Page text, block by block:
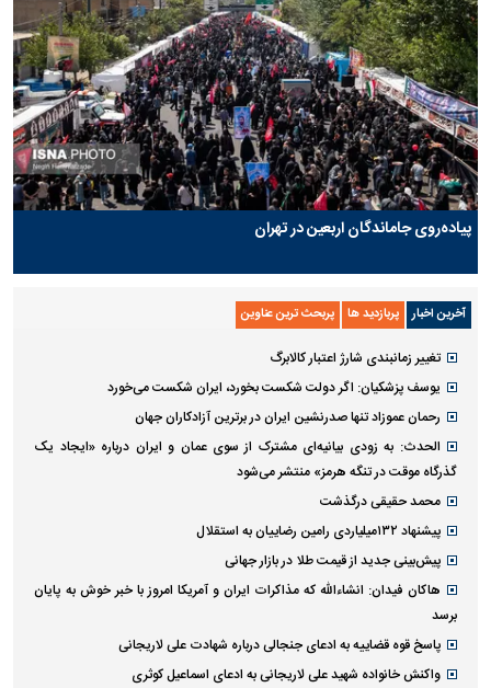
پیاده‌روی جاماندگان اربعین در تهران
آخرین اخبار پربازدید ها پربحث ترین عناوین
تغییر زمانبندی‌ شارژ اعتبار کالابرگ
یوسف پزشکیان: اگر دولت شکست بخورد، ایران شکست می‌خورد
رحمان عموزاد تنها صدرنشین ایران در برترین آزادکاران جهان
الحدث: به زودی بیانیه‌ای مشترک از سوی عمان و ایران درباره «ایجاد یک
گذرگاه موقت در تنگه هرمز» منتشر می‌شود
محمد حقیقی درگذشت
پیشنهاد ۱۳۲میلیاردی رامین رضاییان به استقلال
پیش‌بینی جدید از قیمت طلا در بازار جهانی
هاکان فیدان: انشاءالله که مذاکرات ایران و آمریکا امروز با خبر خوش به پایان
برسد
پاسخ قوه قضاییه به ادعای جنجالی درباره شهادت علی لاریجانی
واکنش خانواده شهید علی لاریجانی به ادعای اسماعیل کوثری